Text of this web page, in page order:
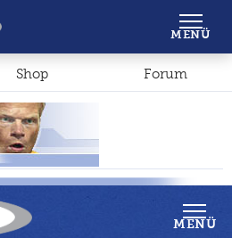
Shop Forum
MENÜ